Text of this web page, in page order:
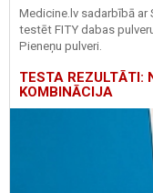
Medicine.lv sadarbībā ar
testēt FITY dabas
Pieneņu pulveri.
TESTA REZULTĀTI:
KOMBINĀCIJA